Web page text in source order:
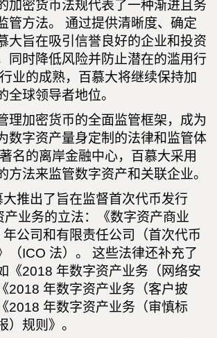
加密货币法规代表了一种渐进且务
管方法。 通过提供清晰度、确定
大旨在吸引信誉良好的企业和投资
同时降低风险并防止潜在的滥用行
业的成熟，百慕大将继续保持加
全球领导者地位。
理加密货币的全面监管框架，成为
数字资产量身定制的法律和监管体
名的离岸金融中心，百慕大采用
方法来监管数字资产和关联企业。
推出了旨在监督首次代币发行
产业务的立法：《数字资产商业
公司和有限责任公司（首次代币
（ICO 法）。 这些法律还补充了
《2018 年数字资产业务（网络安
2018 年数字资产业务（客户披
2018 年数字资产业务（审慎标
）规则》。